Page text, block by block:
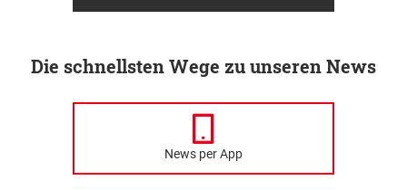
Die schnellsten Wege zu unseren News
News per App